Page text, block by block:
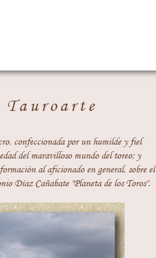
Tauroarte
confeccionada por un humilde y fiel
del maravilloso mundo del toreo; y
al aficionado en general, sobre el
Díaz Cañabate "Planeta de los Toros".